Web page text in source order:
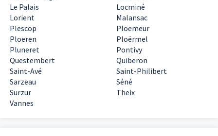
Le Palais
Locminé
Lorient
Malansac
Plescop
Ploemeur
Ploeren
Ploërmel
Pluneret
Pontivy
Questembert
Quiberon
Saint-Avé
Saint-Philibert
Sarzeau
Séné
Surzur
Theix
Vannes